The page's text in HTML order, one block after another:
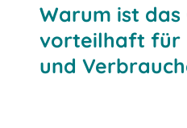
Warum ist das
vorteilhaft für
und